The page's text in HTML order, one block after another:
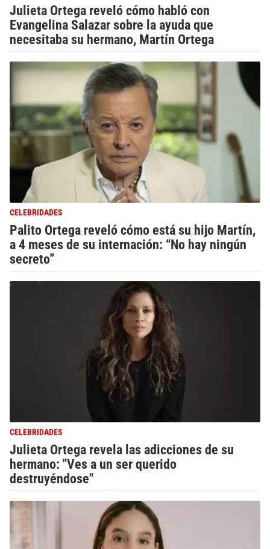
Julieta Ortega reveló cómo habló con
Evangelina Salazar sobre la ayuda que
necesitaba su hermano, Martín Ortega
CELEBRIDADES
Palito Ortega reveló cómo está su hijo Martín,
a 4 meses de su internación: “No hay ningún
secreto”
CELEBRIDADES
Julieta Ortega revela las adicciones de su
hermano: "Ves a un ser querido
destruyéndose"